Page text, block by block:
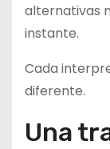
alternativas
instante.
Cada
diferente.
Una